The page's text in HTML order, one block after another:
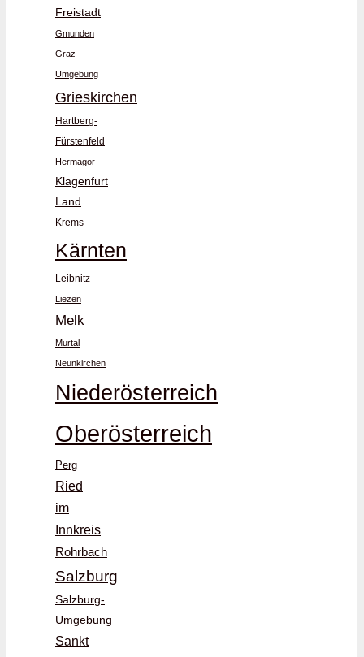
Freistadt
Gmunden
Graz-
Umgebung
Grieskirchen
Hartberg-
Fürstenfeld
Hermagor
Klagenfurt
Land
Krems
Kärnten
Leibnitz
Liezen
Melk
Murtal
Neunkirchen
Niederösterreich
Oberösterreich
Perg
Ried
im
Innkreis
Rohrbach
Salzburg
Salzburg-
Umgebung
Sankt